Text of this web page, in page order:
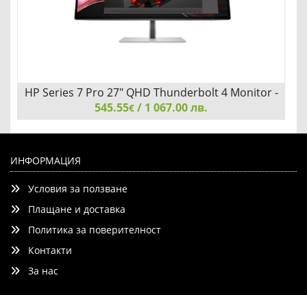
HP Series 7 Pro 27" QHD Thunderbolt 4 Monitor -
727pu
545.55€ / 1 067.00 лв.
ИНФОРМАЦИЯ
Условия за ползване
Плащане и доставка
Политика за поверителност
Контакти
За нас